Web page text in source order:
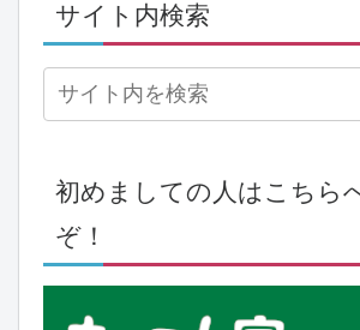
サイト内検索
初めましての人はこちら
ぞ！